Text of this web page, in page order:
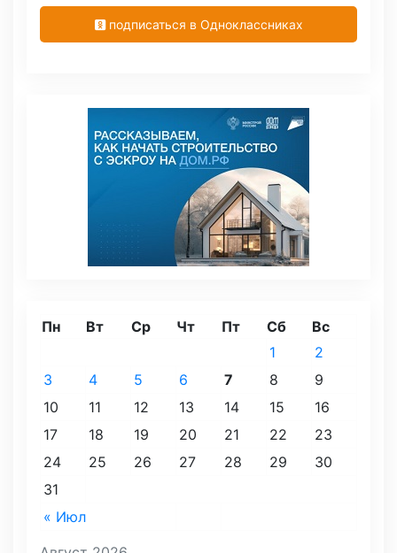
подписаться в Одноклассниках
Пн Вт Ср Чт Пт Сб Вс
« Июл
1
2
3
4 5 6 7 8
9
10
11 12 13 14 15
16
17
18 19 20 21 22
23
24
25 26 27 28 29
30
31